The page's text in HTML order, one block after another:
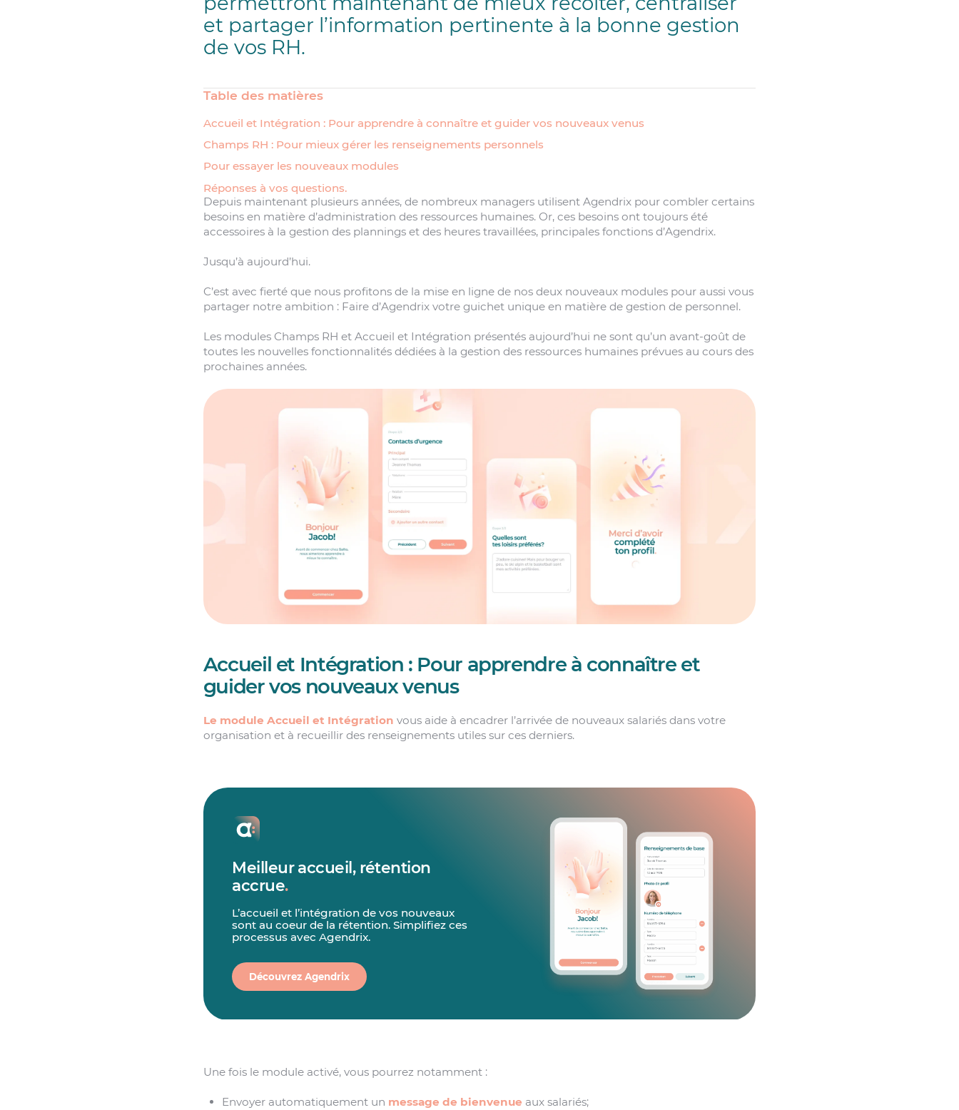
et partager l’information pertinente à la bonne gestion
de vos RH.
Table des matières
Accueil et Intégration : Pour apprendre à connaître et guider vos nouveaux venus
Champs RH : Pour mieux gérer les renseignements personnels
Pour essayer les nouveaux modules
Réponses à vos questions.
Depuis maintenant plusieurs années, de nombreux managers utilisent Agendrix pour combler certains
besoins en matière d’administration des ressources humaines. Or, ces besoins ont toujours été
accessoires à la gestion des plannings et des heures travaillées, principales fonctions d’Agendrix.
Jusqu’à aujourd’hui.
C’est avec fierté que nous profitons de la mise en ligne de nos deux nouveaux modules pour aussi vous
partager notre ambition : Faire d’Agendrix votre guichet unique en matière de gestion de personnel.
Les modules Champs RH et Accueil et Intégration présentés aujourd’hui ne sont qu’un avant-goût de
toutes les nouvelles fonctionnalités dédiées à la gestion des ressources humaines prévues au cours des
prochaines années.
Accueil et Intégration : Pour apprendre à connaître et
guider vos nouveaux venus
Le module Accueil et Intégration vous aide à encadrer l’arrivée de nouveaux salariés dans votre
organisation et à recueillir des renseignements utiles sur ces derniers.
Meilleur accueil, rétention
accrue.
L’accueil et l’intégration de vos nouveaux
sont au coeur de la rétention. Simplifiez ces
processus avec Agendrix.
Découvrez Agendrix
Une fois le module activé, vous pourrez notamment :
Envoyer automatiquement un message de bienvenue aux salariés;